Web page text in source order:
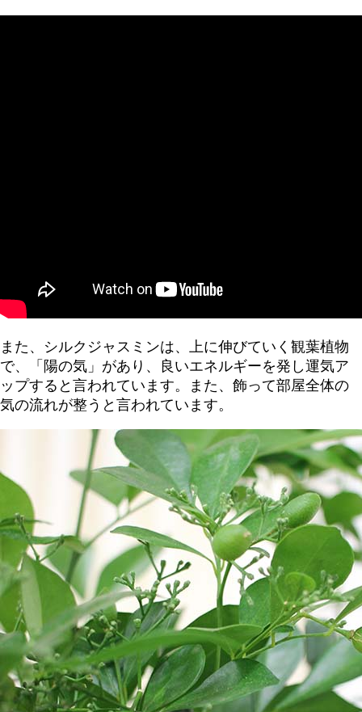
また、シルクジャスミンは、上に伸びていく観葉植物
で、「陽の気」があり、良いエネルギーを発し運気ア
ップすると言われています。また、飾って部屋全体の
気の流れが整うと言われています。